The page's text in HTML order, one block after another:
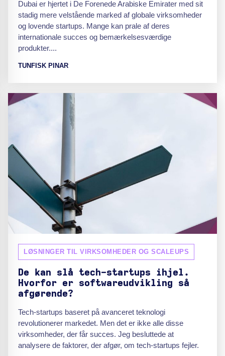
Dubai er hjertet i De Forenede Arabiske Emirater med sit
stadig mere velstående marked af globale virksomheder
og lovende startups. Mange kan prale af deres
internationale succes og bemærkelsesværdige
produkter....
TUNFISK PINAR
LØSNINGER TIL VIRKSOMHEDER OG SCALEUPS
De kan slå tech-startups ihjel.
Hvorfor er softwareudvikling så
afgørende?
Tech-startups baseret på avanceret teknologi
revolutionerer markedet. Men det er ikke alle disse
virksomheder, der får succes. Jeg besluttede at
analysere de faktorer, der afgør, om tech-startups fejler.